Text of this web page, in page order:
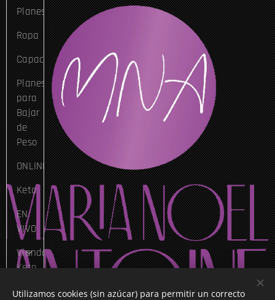
Planes
Ropa
Capacitaciones
Planes
para
Bajar
de
Peso
ONLINE
Keto
EN
VIVO
Viandas
Keto
Via
Utilizamos cookies (sin azúcar) para permitir un correcto